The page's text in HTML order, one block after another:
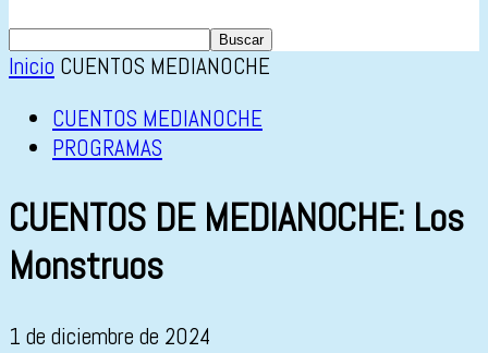
Inicio CUENTOS MEDIANOCHE
CUENTOS MEDIANOCHE
PROGRAMAS
CUENTOS DE MEDIANOCHE: Los
Monstruos
1 de diciembre de 2024